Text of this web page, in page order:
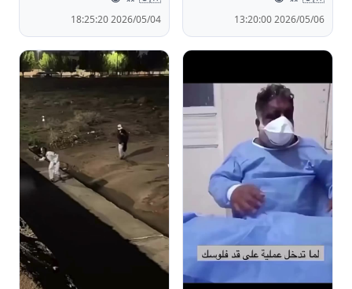
2026/05/06 13:20:00
2026/05/04 18:25:20